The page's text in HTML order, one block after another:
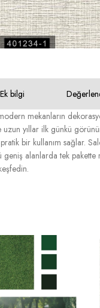
Ek bilgi
mekanların
yıllar ilk günkü
bir kullanım sağlar.
alanlarda tek